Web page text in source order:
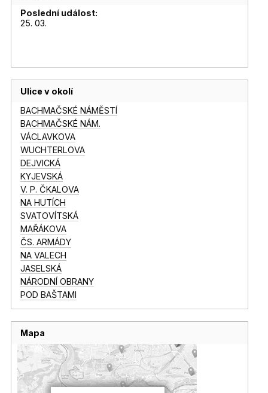
Poslední událost:
25. 03.
Ulice v okolí
BACHMAČSKÉ NÁMĚSTÍ
BACHMAČSKÉ NÁM.
VÁCLAVKOVA
WUCHTERLOVA
DEJVICKÁ
KYJEVSKÁ
V. P. ČKALOVA
NA HUTÍCH
SVATOVÍTSKÁ
MAŘÁKOVA
ČS. ARMÁDY
NA VALECH
JASELSKÁ
NÁRODNÍ OBRANY
POD BAŠTAMI
Mapa